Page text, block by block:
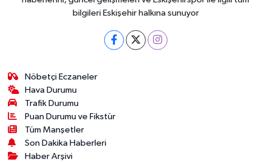
bilgileri Eskişehir halkına sunuyor
Nöbetçi Eczaneler
Hava Durumu
Trafik Durumu
Puan Durumu ve Fikstür
Tüm Manşetler
Son Dakika Haberleri
Haber Arşivi